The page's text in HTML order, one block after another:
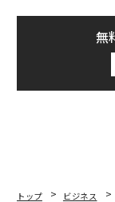
無
トップ ビジネス